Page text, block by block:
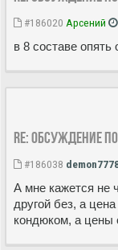
#186020 Арсений
в 8 составе опять
Re: Обсуждение
#186038
А мне кажется не
другой без, а
кондюком, а цены